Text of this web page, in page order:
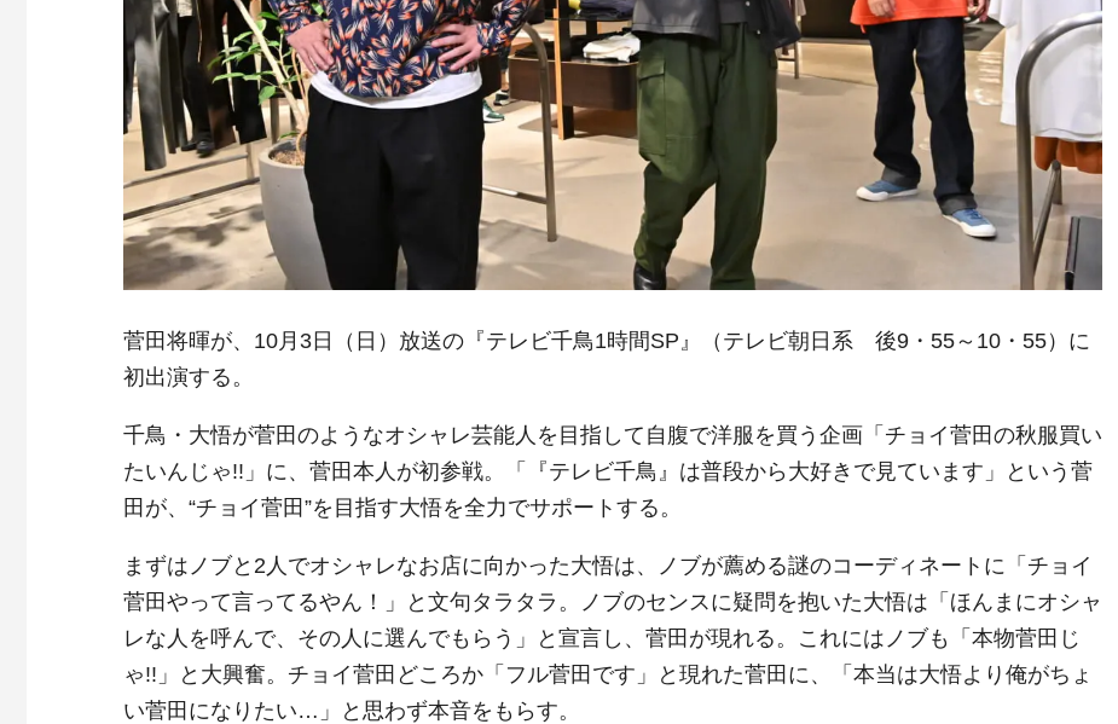
菅田将暉が、10月3日（日）放送の『テレビ千鳥1時間SP』（テレビ朝日系 後9・55～10・55）に
初出演する。
千鳥・大悟が菅田のようなオシャレ芸能人を目指して自腹で洋服を買う企画「チョイ菅田の秋服買い
たいんじゃ!!」に、菅田本人が初参戦。「『テレビ千鳥』は普段から大好きで見ています」という菅
田が、“チョイ菅田”を目指す大悟を全力でサポートする。
まずはノブと2人でオシャレなお店に向かった大悟は、ノブが薦める謎のコーディネートに「チョイ
菅田やって言ってるやん！」と文句タラタラ。ノブのセンスに疑問を抱いた大悟は「ほんまにオシャ
レな人を呼んで、その人に選んでもらう」と宣言し、菅田が現れる。これにはノブも「本物菅田じ
ゃ!!」と大興奮。チョイ菅田どころか「フル菅田です」と現れた菅田に、「本当は大悟より俺がちょ
い菅田になりたい…」と思わず本音をもらす。